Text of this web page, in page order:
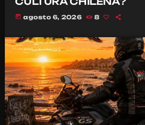
today agosto 6, 2026 8